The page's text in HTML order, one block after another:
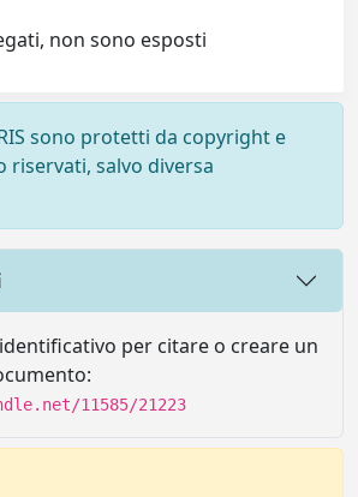
non sono esposti
sono protetti da copyright e
salvo diversa
per citare o creare un
11585/21223